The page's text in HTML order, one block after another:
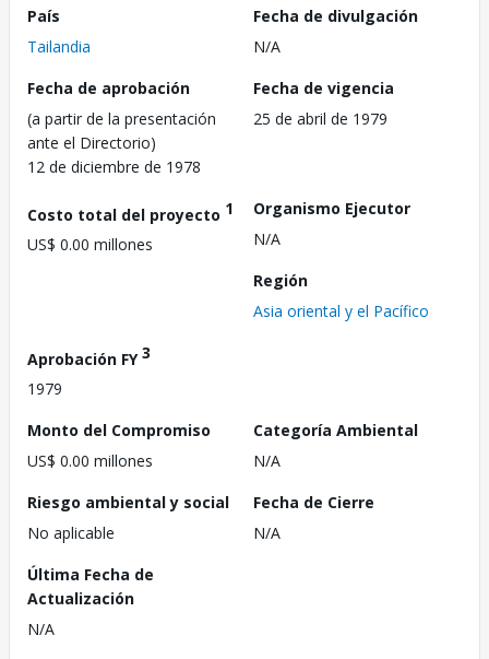
País
Tailandia
Fecha de divulgación
N/A
Fecha de aprobación
(a partir de la presentación
ante el Directorio)
12 de diciembre de 1978
Fecha de vigencia
25 de abril de 1979
Costo total del proyecto 1
US$ 0.00 millones
Organismo Ejecutor
N/A
Región
Asia oriental y el Pacífico
Aprobación FY3
1979
Monto del Compromiso
US$ 0.00 millones
Categoría Ambiental
N/A
Riesgo ambiental y social
No aplicable
Fecha de Cierre
N/A
Última Fecha de
Actualización
N/A